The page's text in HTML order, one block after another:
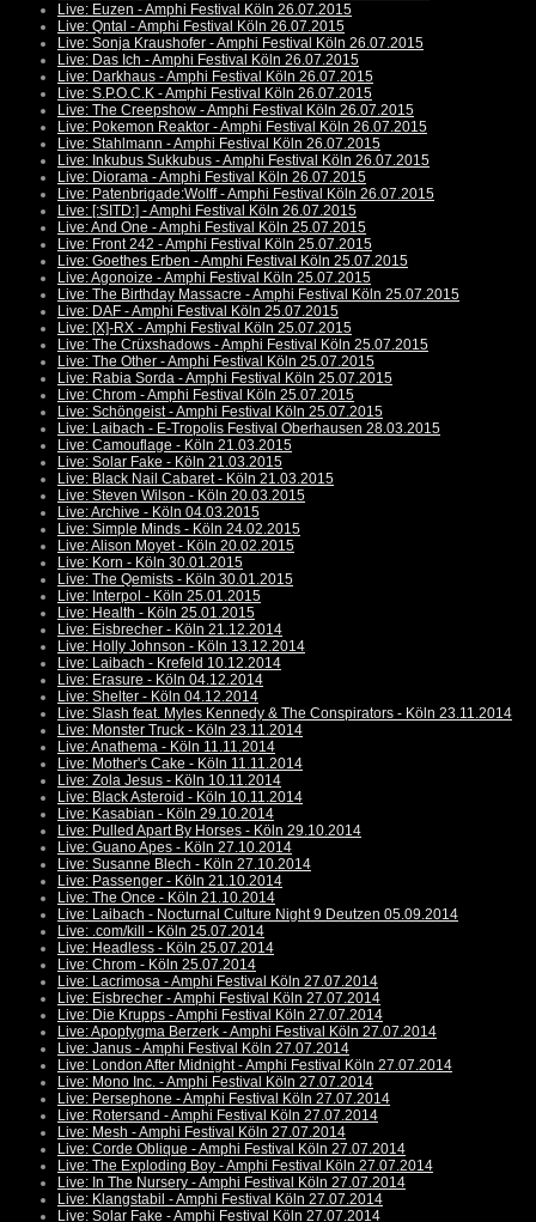
Live: Euzen - Amphi Festival Köln 26.07.2015
Live: Qntal - Amphi Festival Köln 26.07.2015
Live: Sonja Kraushofer - Amphi Festival Köln 26.07.2015
Live: Das Ich - Amphi Festival Köln 26.07.2015
Live: Darkhaus - Amphi Festival Köln 26.07.2015
Live: S.P.O.C.K - Amphi Festival Köln 26.07.2015
Live: The Creepshow - Amphi Festival Köln 26.07.2015
Live: Pokemon Reaktor - Amphi Festival Köln 26.07.2015
Live: Stahlmann - Amphi Festival Köln 26.07.2015
Live: Inkubus Sukkubus - Amphi Festival Köln 26.07.2015
Live: Diorama - Amphi Festival Köln 26.07.2015
Live: Patenbrigade:Wolff - Amphi Festival Köln 26.07.2015
Live: [:SITD:] - Amphi Festival Köln 26.07.2015
Live: And One - Amphi Festival Köln 25.07.2015
Live: Front 242 - Amphi Festival Köln 25.07.2015
Live: Goethes Erben - Amphi Festival Köln 25.07.2015
Live: Agonoize - Amphi Festival Köln 25.07.2015
Live: The Birthday Massacre - Amphi Festival Köln 25.07.2015
Live: DAF - Amphi Festival Köln 25.07.2015
Live: [X]-RX - Amphi Festival Köln 25.07.2015
Live: The Crüxshadows - Amphi Festival Köln 25.07.2015
Live: The Other - Amphi Festival Köln 25.07.2015
Live: Rabia Sorda - Amphi Festival Köln 25.07.2015
Live: Chrom - Amphi Festival Köln 25.07.2015
Live: Schöngeist - Amphi Festival Köln 25.07.2015
Live: Laibach - E-Tropolis Festival Oberhausen 28.03.2015
Live: Camouflage - Köln 21.03.2015
Live: Solar Fake - Köln 21.03.2015
Live: Black Nail Cabaret - Köln 21.03.2015
Live: Steven Wilson - Köln 20.03.2015
Live: Archive - Köln 04.03.2015
Live: Simple Minds - Köln 24.02.2015
Live: Alison Moyet - Köln 20.02.2015
Live: Korn - Köln 30.01.2015
Live: The Qemists - Köln 30.01.2015
Live: Interpol - Köln 25.01.2015
Live: Health - Köln 25.01.2015
Live: Eisbrecher - Köln 21.12.2014
Live: Holly Johnson - Köln 13.12.2014
Live: Laibach - Krefeld 10.12.2014
Live: Erasure - Köln 04.12.2014
Live: Shelter - Köln 04.12.2014
Live: Slash feat. Myles Kennedy & The Conspirators - Köln 23.11.2014
Live: Monster Truck - Köln 23.11.2014
Live: Anathema - Köln 11.11.2014
Live: Mother's Cake - Köln 11.11.2014
Live: Zola Jesus - Köln 10.11.2014
Live: Black Asteroid - Köln 10.11.2014
Live: Kasabian - Köln 29.10.2014
Live: Pulled Apart By Horses - Köln 29.10.2014
Live: Guano Apes - Köln 27.10.2014
Live: Susanne Blech - Köln 27.10.2014
Live: Passenger - Köln 21.10.2014
Live: The Once - Köln 21.10.2014
Live: Laibach - Nocturnal Culture Night 9 Deutzen 05.09.2014
Live: .com/kill - Köln 25.07.2014
Live: Headless - Köln 25.07.2014
Live: Chrom - Köln 25.07.2014
Live: Lacrimosa - Amphi Festival Köln 27.07.2014
Live: Eisbrecher - Amphi Festival Köln 27.07.2014
Live: Die Krupps - Amphi Festival Köln 27.07.2014
Live: Apoptygma Berzerk - Amphi Festival Köln 27.07.2014
Live: Janus - Amphi Festival Köln 27.07.2014
Live: London After Midnight - Amphi Festival Köln 27.07.2014
Live: Mono Inc. - Amphi Festival Köln 27.07.2014
Live: Persephone - Amphi Festival Köln 27.07.2014
Live: Rotersand - Amphi Festival Köln 27.07.2014
Live: Mesh - Amphi Festival Köln 27.07.2014
Live: Corde Oblique - Amphi Festival Köln 27.07.2014
Live: The Exploding Boy - Amphi Festival Köln 27.07.2014
Live: In The Nursery - Amphi Festival Köln 27.07.2014
Live: Klangstabil - Amphi Festival Köln 27.07.2014
Live: Solar Fake - Amphi Festival Köln 27.07.2014